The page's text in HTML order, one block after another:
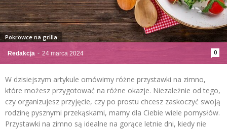
Redakcja - 24 marca 2024 0
Pokrowce na grilla
W dzisiejszym artykule omówimy różne przystawki na zimno,
które możesz przygotować na różne okazje. Niezależnie od tego,
czy organizujesz przyjęcie, czy po prostu chcesz zaskoczyć swoją
rodzinę pysznymi przekąskami, mamy dla Ciebie wiele pomysłów.
Przystawki na zimno są idealne na gorące letnie dni, kiedy nie